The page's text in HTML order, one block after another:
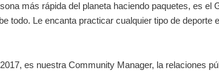
más rápida del planeta haciendo paquetes, es el
todo. Le encanta practicar cualquier tipo de deporte
es nuestra Community Manager, la relaciones